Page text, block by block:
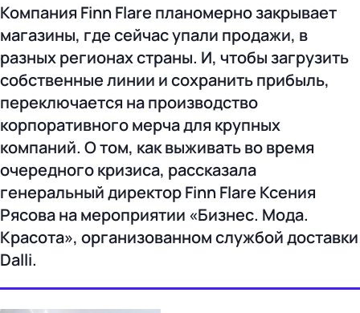
Компания Finn Flare планомерно закрывает
магазины, где сейчас упали продажи, в
разных регионах страны. И, чтобы загрузить
собственные линии и сохранить прибыль,
переключается на производство
корпоративного мерча для крупных
компаний. О том, как выживать во время
очередного кризиса, рассказала
генеральный директор Finn Flare Ксения
Рясова на мероприятии «Бизнес. Мода.
Красота», организованном службой доставки
Dalli.